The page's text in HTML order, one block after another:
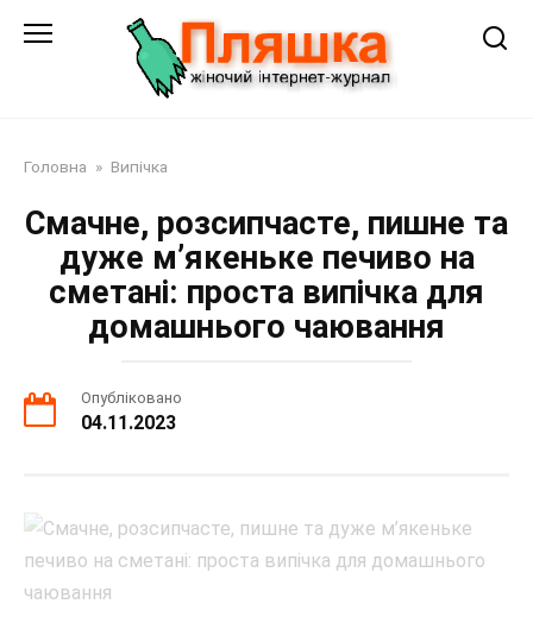
Головна » Випічка
Смачне, розсипчасте, пишне та
дуже м’якеньке печиво на
сметані: проста випічка для
домашнього чаювання
Опубліковано
04.11.2023